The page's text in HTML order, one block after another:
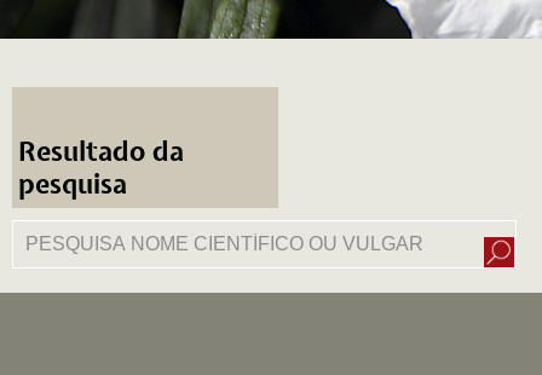
Resultado da
pesquisa